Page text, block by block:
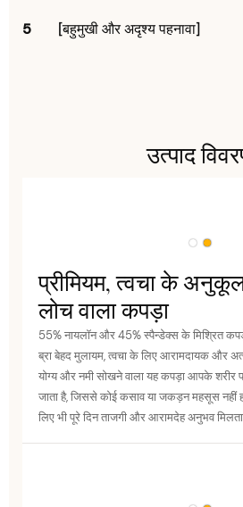
5 [बहुमुखी और अदृश्य पहनावा]
उत्पाद
प्रीमियम, त्वचा के
लोच वाला कपड़ा
55% नायलॉन और 45% स्पैन्डेक्स के मिश्रित
ब्रा बेहद मुलायम, त्वचा के लिए आरामदायक और
योग्य और नमी सोखने वाला यह कपड़ा आपके शरीर
जाता है, जिससे कोई कसाव या जकड़न महसूस नहीं
लिए भी पूरे दिन ताजगी और आरामदेह अनुभव